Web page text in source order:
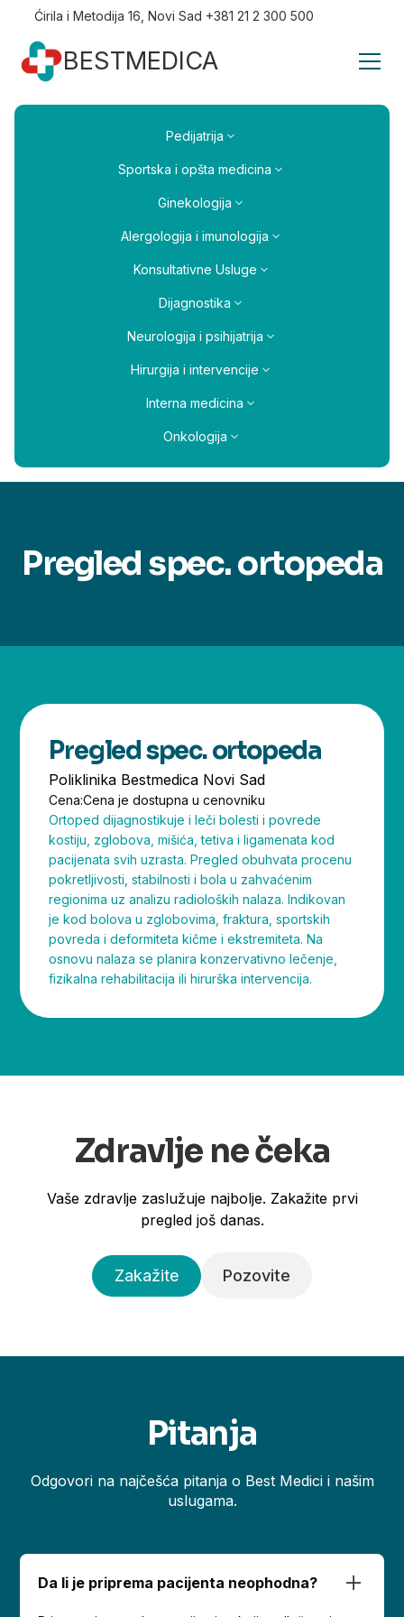
Ćirila i Metodija 16, Novi Sad +381 21 2 300 500
BESTMEDICA
Pedijatrija
Sportska i opšta medicina
Ginekologija
Alergologija i imunologija
Konsultativne Usluge
Dijagnostika
Neurologija i psihijatrija
Hirurgija i intervencije
Interna medicina
Onkologija
Pregled spec. ortopeda
Pregled spec. ortopeda
Poliklinika Bestmedica Novi Sad
Cena:Cena je dostupna u cenovniku
Ortoped dijagnostikuje i leči bolesti i povrede
kostiju, zglobova, mišića, tetiva i ligamenata kod
pacijenata svih uzrasta. Pregled obuhvata procenu
pokretljivosti, stabilnosti i bola u zahvaćenim
regionima uz analizu radioloških nalaza. Indikovan
je kod bolova u zglobovima, fraktura, sportskih
povreda i deformiteta kičme i ekstremiteta. Na
osnovu nalaza se planira konzervativno lečenje,
fizikalna rehabilitacija ili hirurška intervencija.
Zdravlje ne čeka
Vaše zdravlje zaslužuje najbolje. Zakažite prvi
pregled još danas.
Zakažite Pozovite
Pitanja
Odgovori na najčešća pitanja o Best Medici i našim
uslugama.
Da li je priprema pacijenta neophodna?